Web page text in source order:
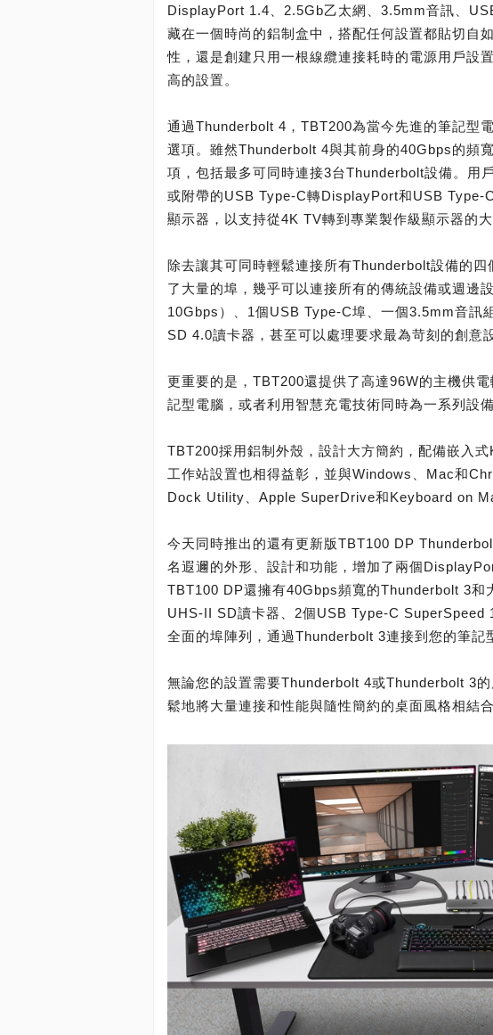
DisplayPort 1.4、2.5Gb乙太網、3.5mm音訊、
藏在一個時尚的鋁制盒中，搭配任何設置都貼切自
性，還是創建只用一根線纜連接耗時的電源用戶設
高的設置。
通過Thunderbolt 4，TBT200為當今先進的筆記型
選項。雖然Thunderbolt 4與其前身的40Gbps的頻
項，包括最多可同時連接3台Thunderbolt設備。用
或附帶的USB Type-C轉DisplayPort和USB Type-
顯示器，以支持從4K TV轉到專業製作級顯示器的大
除去讓其可同時輕鬆連接所有Thunderbolt設備的
了大量的埠，幾乎可以連接所有的傳統設備或週邊
10Gbps）、1個USB Type-C埠、一個3.5mm音訊
SD 4.0讀卡器，甚至可以處理要求最為苛刻的創意
更重要的是，TBT200還提供了高達96W的主機供
記型電腦，或者利用智慧充電技術同時為一系列設備
TBT200採用鋁制外殼，設計大方簡約，配備嵌入
工作站設置也相得益彰，並與Windows、Mac和
Dock Utility、Apple SuperDrive和Keyboard on
今天同時推出的還有更新版TBT100 DP
名遐邇的外形、設計和功能，增加了兩個
TBT100 DP還擁有40Gbps頻寬的Thunderbolt 3和
UHS-II SD讀卡器、2個USB Type-C SuperSpeed
全面的埠陣列，通過Thunderbolt 3連接到您的筆記
無論您的設置需要Thunderbolt 4或Thunderbolt 3
鬆地將大量連接和性能與隨性簡約的桌面風格相結合